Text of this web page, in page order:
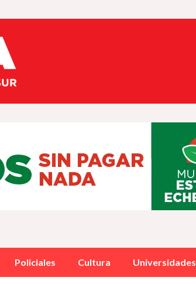
Policiales Cultura Universidades